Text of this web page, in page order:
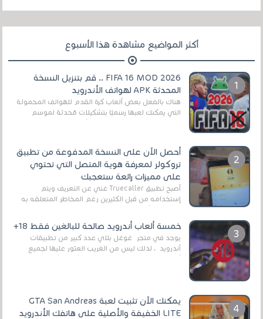
أكثر المواضيع مشاهدة هذا الأسبوع
FIFA 16 MOD 2026 .. قم بتنزيل النسخة
المحدثة APK لهواتف الأندرويد
هناك بالفعل بعض ألعاب كرة القدم للهواتف المحمولة
التي يمكنك لعبها رسميًا بتشكيلات مُحدثة لموسم
أحصل الآن على النسخة المدفوعة من تطبيق
تروكولر لمعرفة هوية المتصل التي تحتوي
على مميزات رائعة ستعجبك
أصبح تطبيق Truecaller غني عن التعريف ويتم
إستخدامه من قبل الكثيرين رغم المخاطر المتعلقه به
خمسة ألعاب أندرويد صالحة للبالغين فقط 18+
يوجد في متجر غوغل بلاي عدد كبير من تطبيقات
أندرويد ، لذلك ليس من الغريب العثور عليها لجميع
يمكنك الآن تثبيت لعبة GTA San Andreas
LITE الخفيفة والأصلية على هاتفك الأندرويد